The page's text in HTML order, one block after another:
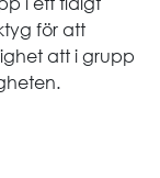
för att
att i grupp